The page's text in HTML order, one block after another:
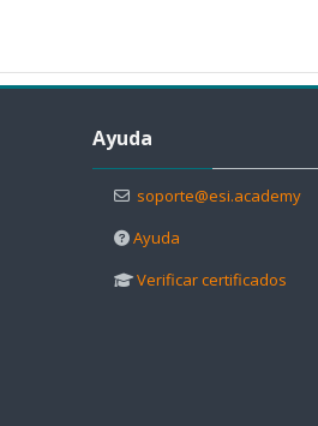
Ayuda
soporte@esi.academy
Ayuda
Verificar certificados